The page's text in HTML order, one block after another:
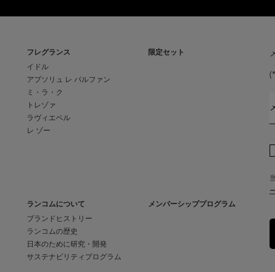
フレグランス
イドル
アプソリュ レ パルファン
ミ・ラ・ク
トレゾァ
ラヴィエベル
レ ゾー
限定セット
ランコムについて
ブランドヒストリー
ランコムの歴史
日本のために研究・開発
サステナビリティプログラム
メンバーシッププログラム